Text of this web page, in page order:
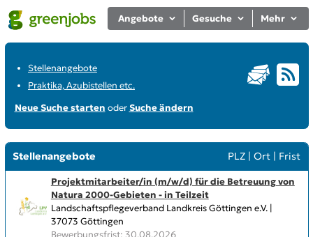
Angebote Gesuche Mehr
Stellenangebote
Praktika, Azubistellen etc.
Neue Suche starten oderSuche ändern
Stellenangebote PLZ |Ort Frist
Projektmitarbeiter/in (m/w/d) für die Betreuung von
Natura 2000-Gebieten - in Teilzeit
Landschaftspflegeverband Landkreis Göttingen e.V. |
37073 Göttingen